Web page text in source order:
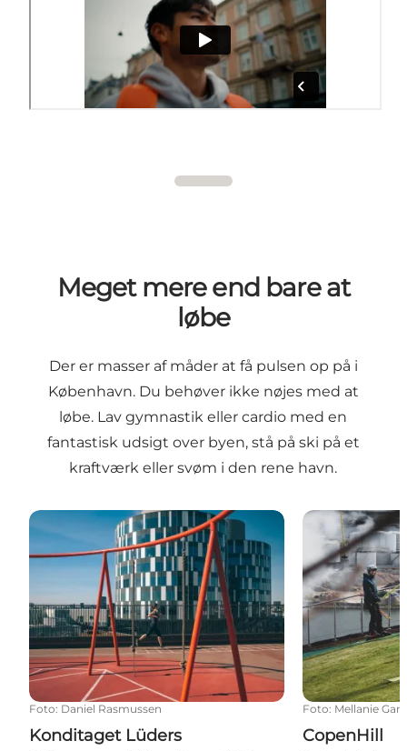
Meget mere end bare at
løbe
Der er masser af måder at få pulsen op på i
København. Du behøver ikke nøjes med at
løbe. Lav gymnastik eller cardio med en
fantastisk udsigt over byen, stå på ski på et
kraftværk eller svøm i den rene havn.
Konditaget Lüders
Foto: Daniel Rasmussen
Konditaget Lüders
CopenHill
Foto: Mellanie
CopenHill